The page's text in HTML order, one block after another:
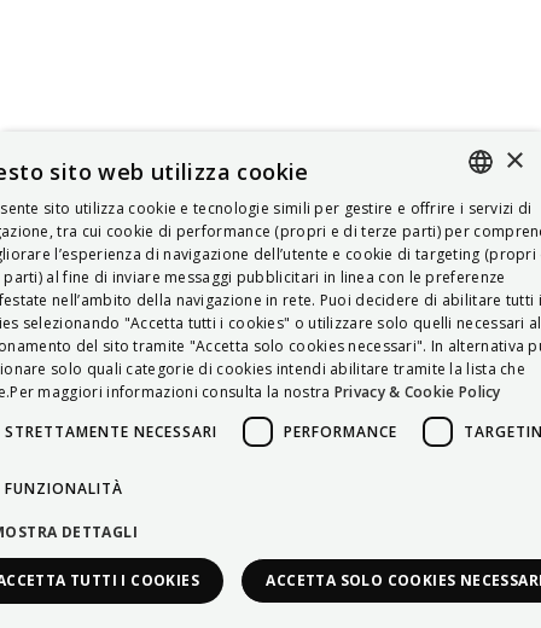
ITALIAN
ENGLISH
FRENCH
HUNGARIAN
DEUTSCH
POLSKI
×
sito web utilizza cookie
sito utilizza cookie e tecnologie simili per gestire e offrire i servizi di
tra cui cookie di performance (propri e di terze parti) per
l’esperienza di navigazione dell’utente e cookie di targeting (propri
parti) al fine di inviare messaggi pubblicitari in linea con le preferenze
nell’ambito della navigazione in rete. Puoi decidere di abilitare tutti i
selezionando "Accetta tutti i cookies" o utilizzare solo quelli necessari al
del sito tramite "Accetta solo cookies necessari". In alternativa
solo quali categorie di cookies intendi abilitare tramite la lista che
maggiori informazioni consulta la nostra Privacy & Cookie Policy
STRETTAMENTE NECESSARI
PERFORMANCE
FUNZIONALITÀ
DETTAGLI
TUTTI I COOKIES ACCETTA SOLO COOKIES